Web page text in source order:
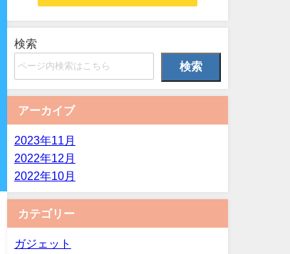
検索
検索
アーカイブ
2023年11月
2022年12月
2022年10月
カテゴリー
ガジェット